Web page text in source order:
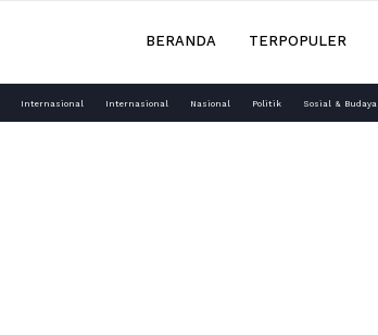
BERANDA TERPOPULER
Internasional Internasional Nasional Politik Sosial & Budaya